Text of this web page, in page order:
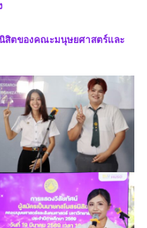
สิตของคณะมนุษยศาสตร์และ